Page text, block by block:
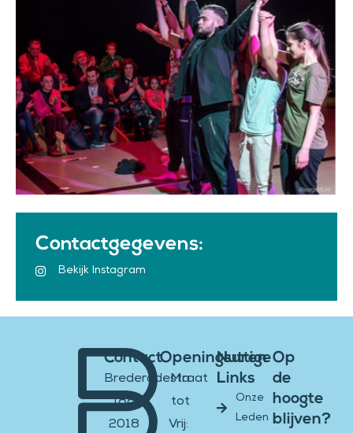
Contactgegevens:
Bekijk Instagram
Contact
Brederodestraat
188
2018
Openingsuren
Ma
tot
Vrij:
Nuttige
Links
Onze
Leden
Op
de
hoogte
blijven?